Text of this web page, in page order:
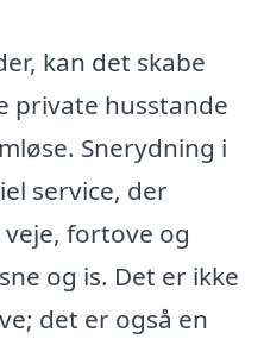
kan det skabe
private husstande
Snerydning i
service, der
fortove og
og is. Det er ikke
det er også en